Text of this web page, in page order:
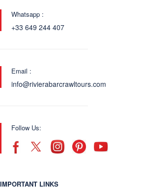
Whatsapp :
+33 649 244 407
Email :
info@rivierabarcrawltours.com
Follow Us:
IMPORTANT LINKS